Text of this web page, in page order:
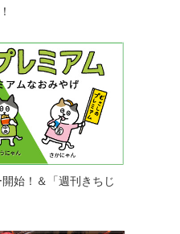
始！＆「週刊きちじ